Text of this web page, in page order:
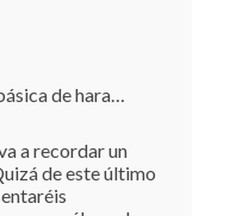
de hara…
a recordar un
de este último